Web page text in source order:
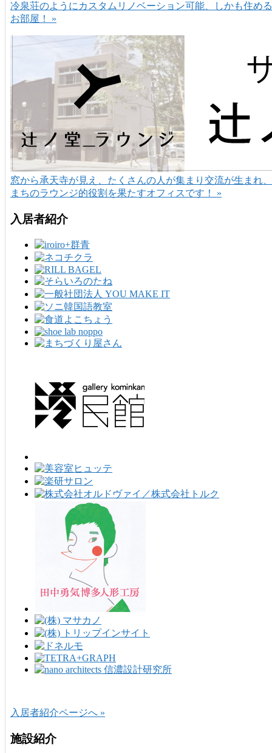
冷泉荘のようにカスタムリノベーション可能、しかも住める
お部屋！ »
窓から承天寺が見え、たくさんの人が集まり交流が生まれ、
まちのラウンジ的役割を果たすオフィスです！ »
入居者紹介
入居者紹介ページへ »
施設紹介